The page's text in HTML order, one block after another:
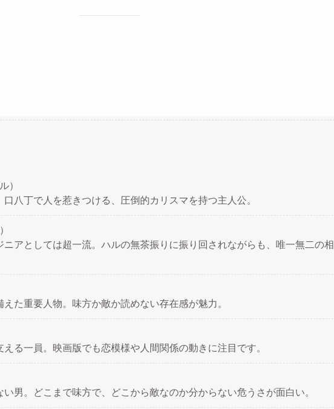
）
八丁で人を惹きつける、圧倒的カリスマを持つ主人公。
アとしては超一流。ハルの無茶振りに振り回されながらも、唯一無二の相
た重要人物。味方か敵か読めない存在感が魅力。
える一員。映画版でも恋模様や人間関係の動きに注目です。
男。どこまで味方で、どこから敵なのか分からない危うさが面白い。